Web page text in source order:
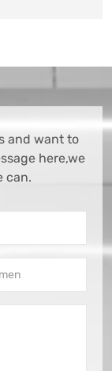
and want to
here,we
can.